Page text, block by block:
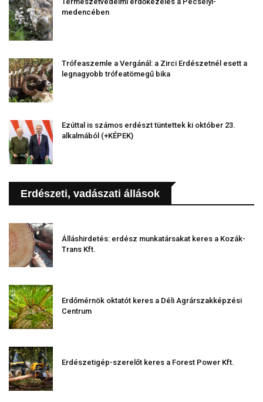
medencében
Trófeaszemle a Vergánál: a Zirci Erdészetnél esett a
legnagyobb trófeatömegű bika
Ezúttal is számos erdészt tüntettek ki október 23.
alkalmából (+KÉPEK)
Erdészeti, vadászati állások
Álláshirdetés: erdész munkatársakat keres a Kozák-
Trans Kft.
Erdőmérnök oktatót keres a Déli Agrárszakképzési
Centrum
Erdészetigép-szerelőt keres a Forest Power Kft.